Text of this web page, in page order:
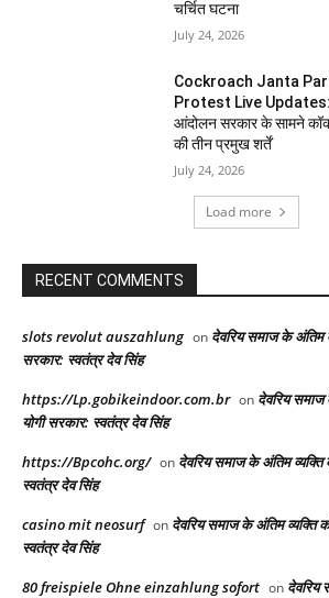
चर्चित घटना
July 24, 2026
Cockroach Janta
Protest Live Updates:
आंदोलन सरकार के सामने
की तीन प्रमुख शर्तें
July 24, 2026
Load more
RECENT COMMENTS
slots revolut auszahlung on देवरिय समाज के अंतिम
सरकार: स्वतंत्र देव सिंह
https://Lp.gobikeindoor.com.br on देवरिय समाज
योगी सरकार: स्वतंत्र देव सिंह
https://Bpcohc.org/ on देवरिय समाज के अंतिम व्यक्ति
स्वतंत्र देव सिंह
casino mit neosurf on देवरिय समाज के अंतिम व्यक्ति
स्वतंत्र देव सिंह
80 freispiele Ohne einzahlung sofort on देवरिय